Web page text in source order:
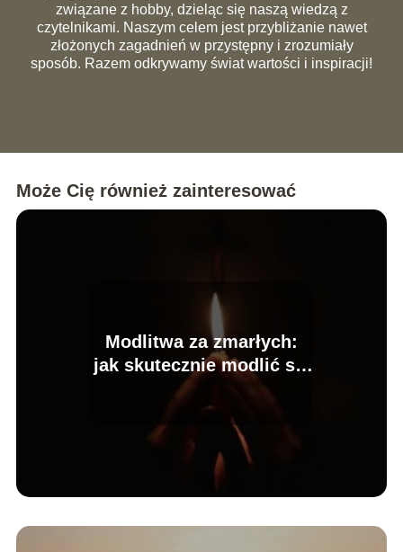
związane z hobby, dzieląc się naszą wiedzą z
czytelnikami. Naszym celem jest przybliżanie nawet
złożonych zagadnień w przystępny i zrozumiały
sposób. Razem odkrywamy świat wartości i inspiracji!
Może Cię również zainteresować
Modlitwa za zmarłych:
jak skutecznie modlić się
za bliskich?